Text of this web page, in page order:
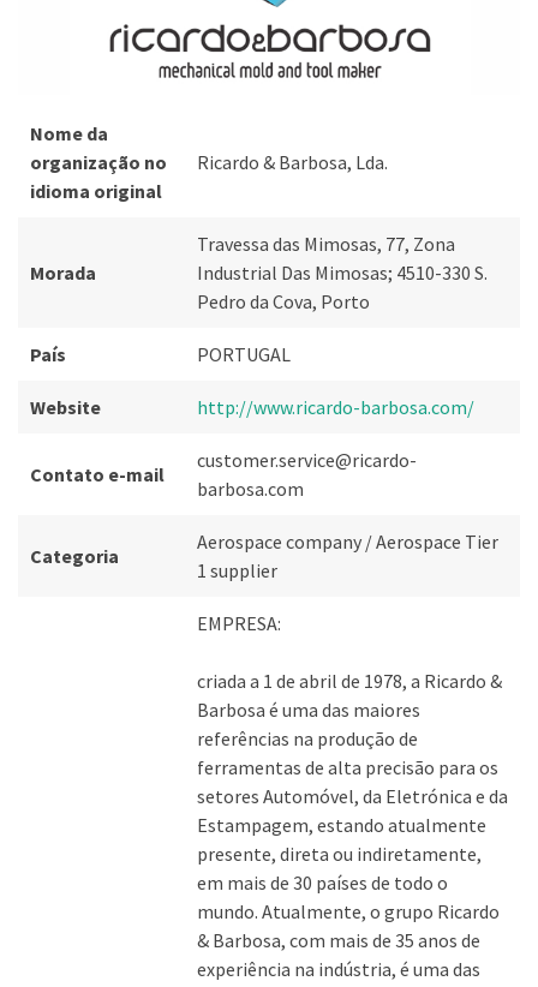
Nome da
organização no
idioma original
Ricardo & Barbosa, Lda.
Morada
Travessa das Mimosas, 77, Zona
Industrial Das Mimosas; 4510-330 S.
Pedro da Cova, Porto
País PORTUGAL
Website http://www.ricardo-barbosa.com/
Contato e-mail
customer.service@ricardo-
barbosa.com
Categoria
Aerospace company / Aerospace Tier
1 supplier
EMPRESA:
criada a 1 de abril de 1978, a Ricardo &
Barbosa é uma das maiores
referências na produção de
ferramentas de alta precisão para os
setores Automóvel, da Eletrónica e da
Estampagem, estando atualmente
presente, direta ou indiretamente,
em mais de 30 países de todo o
mundo. Atualmente, o grupo Ricardo
& Barbosa, com mais de 35 anos de
experiência na indústria, é uma das